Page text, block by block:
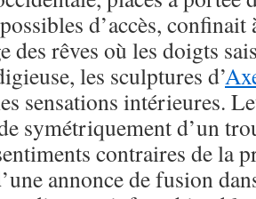
d’accès, confinait
des rêves où les doigts
les sculptures d’
sensations intérieures.
symétriquement d’un
contraires de la
annonce de fusion